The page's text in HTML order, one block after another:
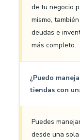
de tu negocio
mismo,
deudas e
más completo.
¿Puedo
tiendas con
Puedes
desde una